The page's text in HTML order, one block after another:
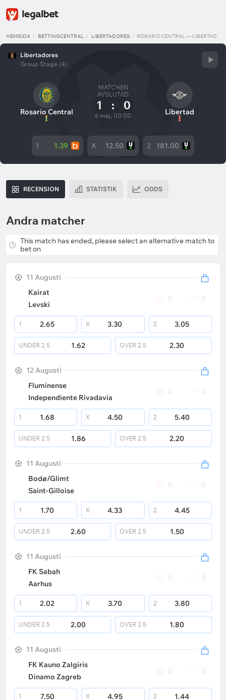
HEMSIDA BETTINGCENTRAL LIBERTADORES ROSARIO CENTRAL — LIBERTAD
Libertadores
Group Stage (4)
Rosario Central
MATCHEN
AVSLUTAD
1 : 0
6 maj, 00:00 Libertad
1 1.39 X 12.50 2 181.00
RECENSION STATISTIK ODDS
Andra matcher
This match has ended, please select an alternative match to
bet on
11 Augusti
Kairat
Levski
0 0
1 2.65 X 3.30 2 3.05
UNDER 2.5 1.62 OVER 2.5 2.30
12 Augusti
Fluminense
Independiente Rivadavia
0 0
1 1.68 X 4.50 2 5.40
UNDER 2.5 1.86 OVER 2.5 2.20
11 Augusti
Bodø/Glimt
Saint-Gilloise
0 0
1 1.70 X 4.33 2 4.45
UNDER 2.5 2.60 OVER 2.5 1.50
11 Augusti
FK Sabah
Aarhus
0 0
1 2.02 X 3.70 2 3.80
UNDER 2.5 2.00 OVER 2.5 1.80
11 Augusti
FK Kauno Zalgiris
Dinamo Zagreb
0 0
1 7.50 X 4.95 2 1.44